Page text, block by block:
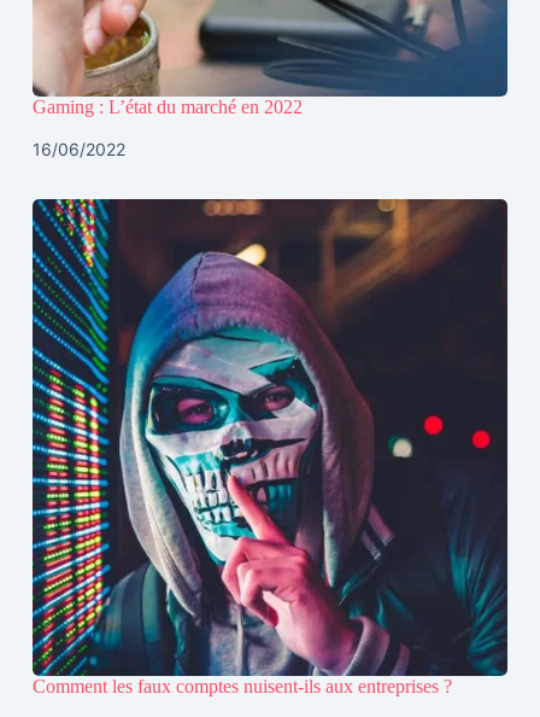
Gaming : L’état du marché en 2022
16/06/2022
Comment les faux comptes nuisent-ils aux entreprises ?